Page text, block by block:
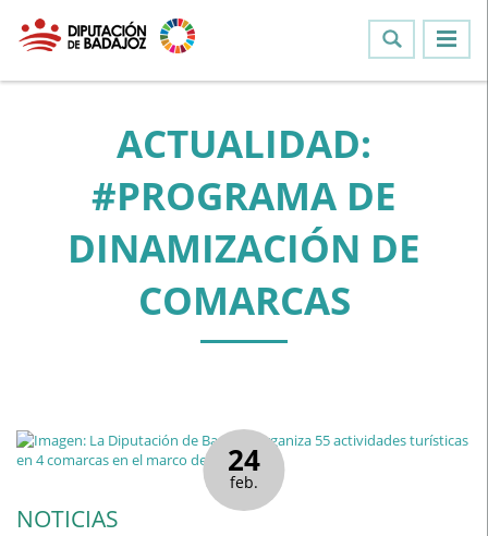
ACTUALIDAD:
#PROGRAMA DE
DINAMIZACIÓN DE
COMARCAS
24
feb.
NOTICIAS